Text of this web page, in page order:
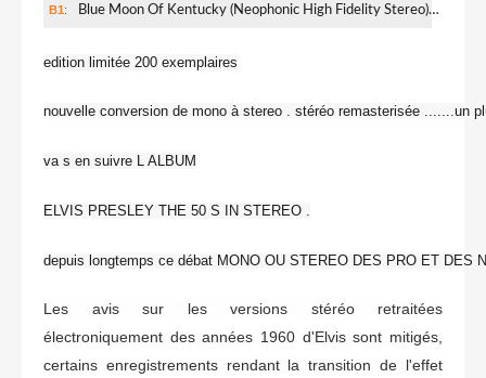
B1: Blue Moon Of Kentucky (Neophonic High Fidelity Stereo) (Bill Monroe)
edition limitée 200 exemplaires
nouvelle conversion de mono à stereo . stéréo remasterisée .......un
va s en suivre L ALBUM
ELVIS PRESLEY THE 50 S IN STEREO .
depuis longtemps ce débat MONO OU STEREO DES PRO ET DES
Les avis sur les versions stéréo retraitées
électroniquement des années 1960 d'Elvis sont mitigés,
certains enregistrements rendant la transition de l'effet